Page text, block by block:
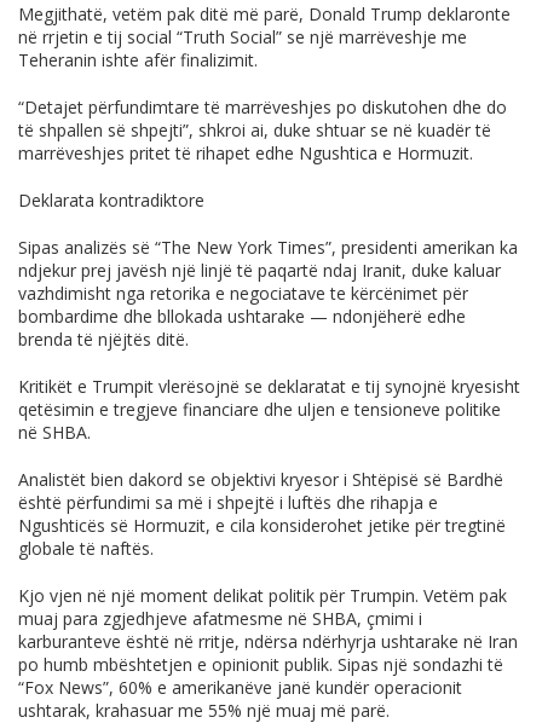
Megjithatë, vetëm pak ditë më parë, Donald Trump deklaronte
në rrjetin e tij social “Truth Social” se një marrëveshje me
Teheranin ishte afër finalizimit.
“Detajet përfundimtare të marrëveshjes po diskutohen dhe do
të shpallen së shpejti”, shkroi ai, duke shtuar se në kuadër të
marrëveshjes pritet të rihapet edhe Ngushtica e Hormuzit.
Deklarata kontradiktore
Sipas analizës së “The New York Times”, presidenti amerikan ka
ndjekur prej javësh një linjë të paqartë ndaj Iranit, duke kaluar
vazhdimisht nga retorika e negociatave te kërcënimet për
bombardime dhe bllokada ushtarake — ndonjëherë edhe
brenda të njëjtës ditë.
Kritikët e Trumpit vlerësojnë se deklaratat e tij synojnë kryesisht
qetësimin e tregjeve financiare dhe uljen e tensioneve politike
në SHBA.
Analistët bien dakord se objektivi kryesor i Shtëpisë së Bardhë
është përfundimi sa më i shpejtë i luftës dhe rihapja e
Ngushticës së Hormuzit, e cila konsiderohet jetike për tregtinë
globale të naftës.
Kjo vjen në një moment delikat politik për Trumpin. Vetëm pak
muaj para zgjedhjeve afatmesme në SHBA, çmimi i
karburanteve është në rritje, ndërsa ndërhyrja ushtarake në Iran
po humb mbështetjen e opinionit publik. Sipas një sondazhi të
“Fox News”, 60% e amerikanëve janë kundër operacionit
ushtarak, krahasuar me 55% një muaj më parë.